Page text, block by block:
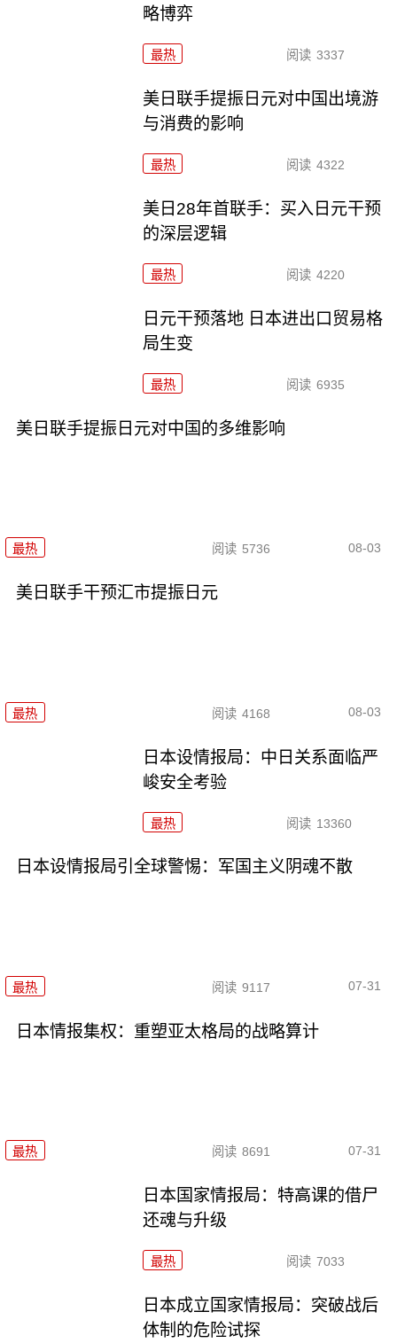
略博弈
最热 阅读 3337
美日联手提振日元对中国出境游
与消费的影响
最热 阅读 4322
美日28年首联手：买入日元干预
的深层逻辑
最热 阅读 4220
日元干预落地 日本进出口贸易格
局生变
最热 阅读 6935
美日联手提振日元对中国的多维影响
最热 阅读 5736 08-03
美日联手干预汇市提振日元
最热 阅读 4168 08-03
日本设情报局：中日关系面临严
峻安全考验
最热 阅读 13360
日本设情报局引全球警惕：军国主义阴魂不散
最热 阅读 9117 07-31
日本情报集权：重塑亚太格局的战略算计
最热 阅读 8691 07-31
日本国家情报局：特高课的借尸
还魂与升级
最热 阅读 7033
日本成立国家情报局：突破战后
体制的危险试探